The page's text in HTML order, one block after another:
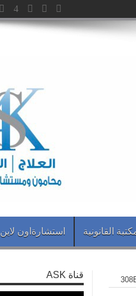
القانونية استشارةاون لاين
قناة ASK